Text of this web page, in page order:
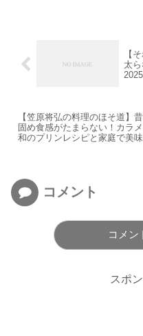
【
太
【笠原将弘の料理のほそ道】
固め食感がたまらない！カラ
和のプリンレシピと家庭で美味
コメント
コメン
スポ